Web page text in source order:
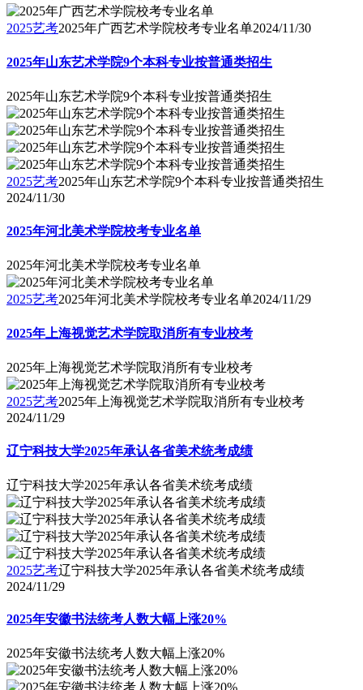
2025艺考2025年广西艺术学院校考专业名单2024/11/30
2025年山东艺术学院9个本科专业按普通类招生
2025年山东艺术学院9个本科专业按普通类招生
2025艺考2025年山东艺术学院9个本科专业按普通类招生
2024/11/30
2025年河北美术学院校考专业名单
2025年河北美术学院校考专业名单
2025艺考2025年河北美术学院校考专业名单2024/11/29
2025年上海视觉艺术学院取消所有专业校考
2025年上海视觉艺术学院取消所有专业校考
2025艺考2025年上海视觉艺术学院取消所有专业校考
2024/11/29
辽宁科技大学2025年承认各省美术统考成绩
辽宁科技大学2025年承认各省美术统考成绩
2025艺考辽宁科技大学2025年承认各省美术统考成绩
2024/11/29
2025年安徽书法统考人数大幅上涨20%
2025年安徽书法统考人数大幅上涨20%